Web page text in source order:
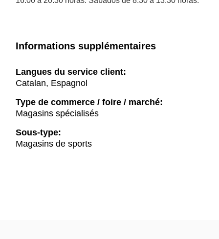
Informations supplémentaires
Langues du service client:
Catalan, Espagnol
Type de commerce / foire / marché:
Magasins spécialisés
Sous-type:
Magasins de sports